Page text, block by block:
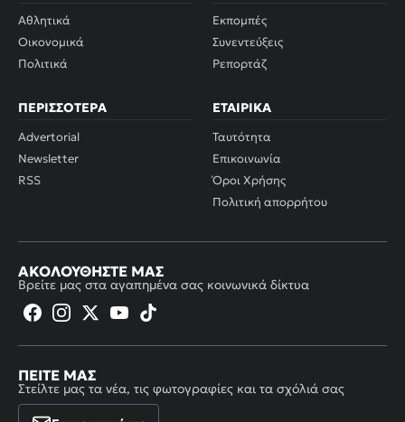
Αθλητικά
Οικονομικά
Πολιτικά
Εκπομπές
Συνεντεύξεις
Ρεπορτάζ
ΠΕΡΙΣΣΌΤΕΡΑ
Advertorial
Newsletter
RSS
ΕΤΑΙΡΙΚΆ
Ταυτότητα
Επικοινωνία
Όροι Χρήσης
Πολιτική απορρήτου
ΑΚΟΛΟΥΘΉΣΤΕ ΜΑΣ
Βρείτε μας στα αγαπημένα σας κοινωνικά δίκτυα
ΠΕΊΤΕ ΜΑΣ
Στείλτε μας τα νέα, τις φωτογραφίες και τα σχόλιά σας